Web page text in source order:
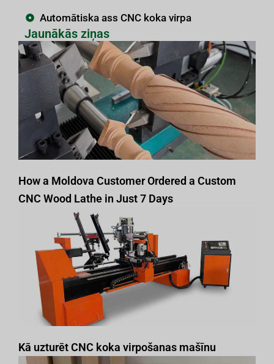
Automātiska ass CNC koka virpa
Jaunākās ziņas
How a Moldova Customer Ordered a Custom
CNC Wood Lathe in Just 7 Days
Kā uzturēt CNC koka virpošanas mašīnu